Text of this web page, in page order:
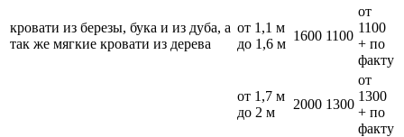
кровати из березы, бука и из дуба, а
так же мягкие кровати из дерева
от 1,1 м
до 1,6 м
1600 1100
от
1100
+ по
факту
от 1,7 м
до 2 м
2000 1300
от
1300
+ по
факту